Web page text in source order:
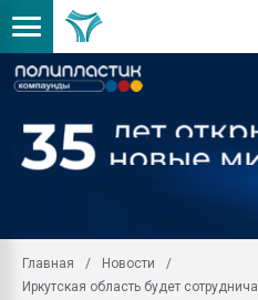
Главная
Новости
Иркутская область будет